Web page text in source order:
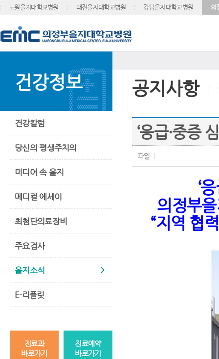
노원을지대학교병원 대전을지대학교병원 강남을지대학교병원 의
건강정보
건강칼럼
당신의 평생주치의
미디어 속 을지
메디컬 에세이
최첨단의료장비
주요검사
을지소식
E-리플릿
진료과
바로가기
진료예약
바로가기
공지사항
‘응급·중증
파일
‘
의정부
“지역 협